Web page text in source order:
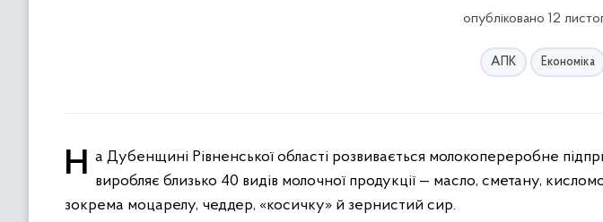
опубліковано 12
АПК Економіка
На Дубенщині Рівненської області розвивається молокопереробне підприємство «СмакоСир». Компанія виробляє близько 40 видів молочної продукції — масло, сметану,
зокрема моцарелу, чеддер, «косичку» й зернистий сир.